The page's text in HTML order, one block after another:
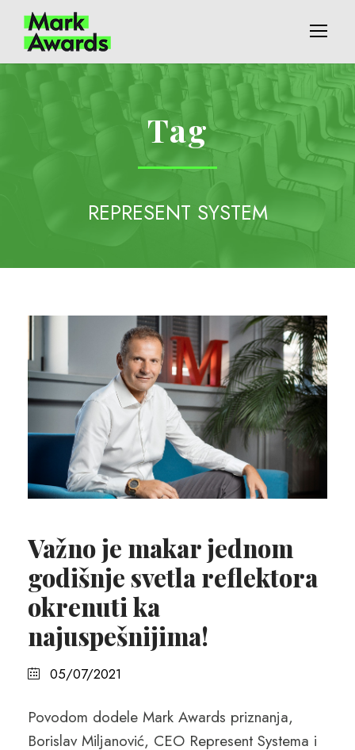
Tag
REPRESENT SYSTEM
Važno je makar jednom
godišnje svetla reflektora
okrenuti ka
najuspešnijima!
05/07/2021
Povodom dodele Mark Awards priznanja,
Borislav Miljanović, CEO Represent Systema i